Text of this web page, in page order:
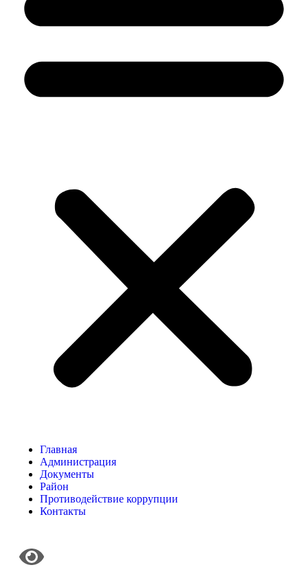
Главная
Администрация
Документы
Район
Противодействие коррупции
Контакты